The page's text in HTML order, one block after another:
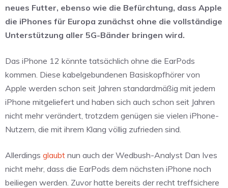
neues Futter, ebenso wie die Befürchtung, dass Apple
die iPhones für Europa zunächst ohne die vollständige
Unterstützung aller 5G-Bänder bringen wird.
Das iPhone 12 könnte tatsächlich ohne die EarPods
kommen. Diese kabelgebundenen Basiskopfhörer von
Apple werden schon seit Jahren standardmäßig mit jedem
iPhone mitgeliefert und haben sich auch schon seit Jahren
nicht mehr verändert, trotzdem genügen sie vielen iPhone-
Nutzern, die mit ihrem Klang völlig zufrieden sind.
Allerdings glaubt nun auch der Wedbush-Analyst Dan Ives
nicht mehr, dass die EarPods dem nächsten iPhone noch
beiliegen werden. Zuvor hatte bereits der recht treffsichere